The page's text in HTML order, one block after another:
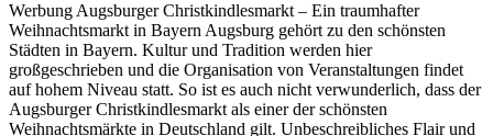
Werbung Augsburger Christkindlesmarkt – Ein traumhafter
Weihnachtsmarkt in Bayern Augsburg gehört zu den schönsten
Städten in Bayern. Kultur und Tradition werden hier
großgeschrieben und die Organisation von Veranstaltungen findet
auf hohem Niveau statt. So ist es auch nicht verwunderlich, dass der
Augsburger Christkindlesmarkt als einer der schönsten
Weihnachtsmärkte in Deutschland gilt. Unbeschreibliches Flair und